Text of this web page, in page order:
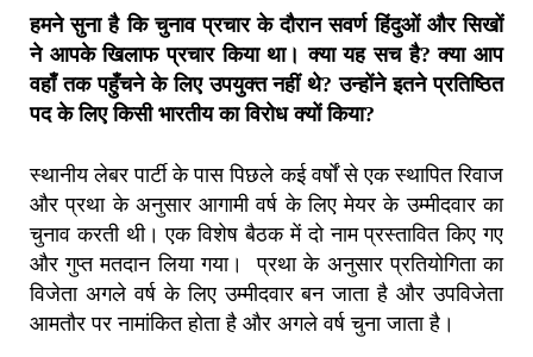
हमने सुना है कि चुनाव प्रचार के दौरान सवर्ण हिंदुओं और सिखों
ने आपके खिलाफ प्रचार किया था। क्या यह सच है? क्या आप
वहाँ तक पहुँचने के लिए उपयुक्त नहीं थे? उन्होंने इतने प्रतिष्ठित
पद के लिए किसी भारतीय का विरोध क्यों किया?
स्थानीय लेबर पार्टी के पास पिछले कई वर्षों से एक स्थापित रिवाज
और प्रथा के अनुसार आगामी वर्ष के लिए मेयर के उम्मीदवार का
चुनाव करती थी। एक विशेष बैठक में दो नाम प्रस्तावित किए गए
और गुप्त मतदान लिया गया। प्रथा के अनुसार प्रतियोगिता का
विजेता अगले वर्ष के लिए उम्मीदवार बन जाता है और उपविजेता
आमतौर पर नामांकित होता है और अगले वर्ष चुना जाता है।